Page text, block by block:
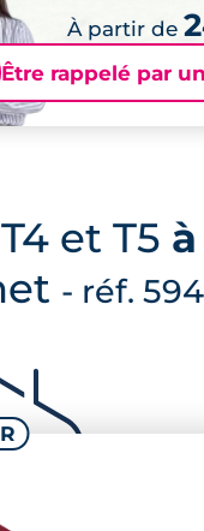
À partir de
Être rappelé par
et T5 à
- réf.